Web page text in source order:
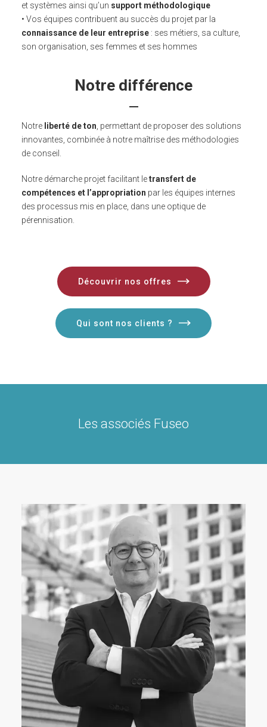
et systèmes ainsi qu’un support méthodologique
• Vos équipes contribuent au succès du projet par la
connaissance de leur entreprise: ses métiers, sa culture,
son organisation, ses femmes et ses hommes
Notre différence
Notre liberté de ton , permettant de proposer des solutions
innovantes, combinée à notre maîtrise des méthodologies
de conseil.
Notre démarche projet facilitant letransfert de
compétences et l’appropriation par les équipes internes
des processus mis en place, dans une optique de
pérennisation.
Découvrir nos offres
Qui sont nos clients ?
Les associés Fuseo